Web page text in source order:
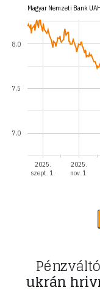
Magyar Nemzeti Bank
2025.
szept. 1.
2025.
nov. 1.
7,0
7,5
8,0
ukrán